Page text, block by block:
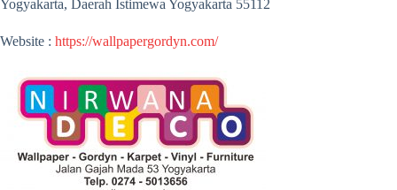
Yogyakarta, Daerah Istimewa Yogyakarta 55112
Website : https://wallpapergordyn.com/